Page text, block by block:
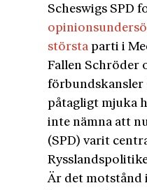
Scheswigs SPD
största parti i
Fallen Schröder
förbundskansler
påtagligt mjuka
inte nämna att
(SPD) varit
Är det motstånd